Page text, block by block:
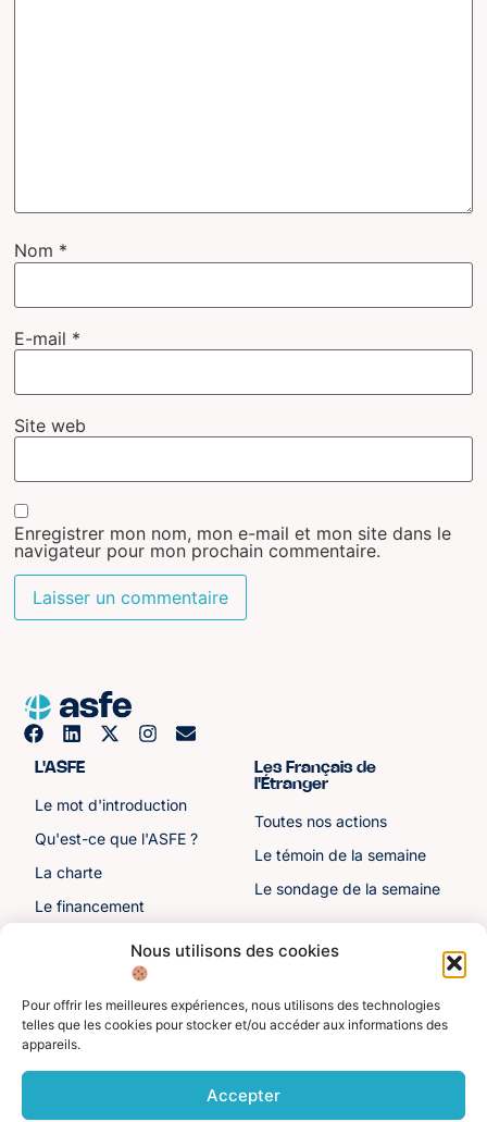
Nous utilisons des cookies
Pour offrir les meilleures expériences, nous utilisons des technologies
telles que les cookies pour stocker et/ou accéder aux informations des
appareils.
Accepter
Nom *
E-mail *
Site web
Enregistrer mon nom, mon e-mail et mon site dans le
navigateur pour mon prochain commentaire.
L'ASFE
Le mot d'introduction
Qu'est-ce que l'ASFE ?
La charte
Le financement
Les sénateurs
Les Français de
l'Étranger
Toutes nos actions
Le témoin de la semaine
Le sondage de la semaine
Autre liens
Toutes les ressources
Contactez-nous
Divers
personnelles
Mentions légales